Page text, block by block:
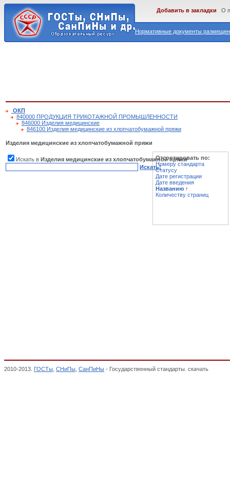
Нормативные документы
Добавить в закладки О
ОКП
840000 ПРОДУКЦИЯ ТРИКОТАЖНОЙ ПРОМЫШЛЕННОСТИ
846000 Изделия медицинские
846100 Изделия медицинские из хлопчатобумажной пряжи
Изделия медицинские из хлопчатобумажной пряжи
Искать в Изделия медицинские из хлопчатобумажной пряжи
Искать!
Отсортировать по:
Номеру стандарта
Статусу
Дате регистрации
Дате введения
Названию ↑
Количеству страниц
2010-2013. ГОСТы СНиПы СанПиНы - Государственный стандарты. скачать